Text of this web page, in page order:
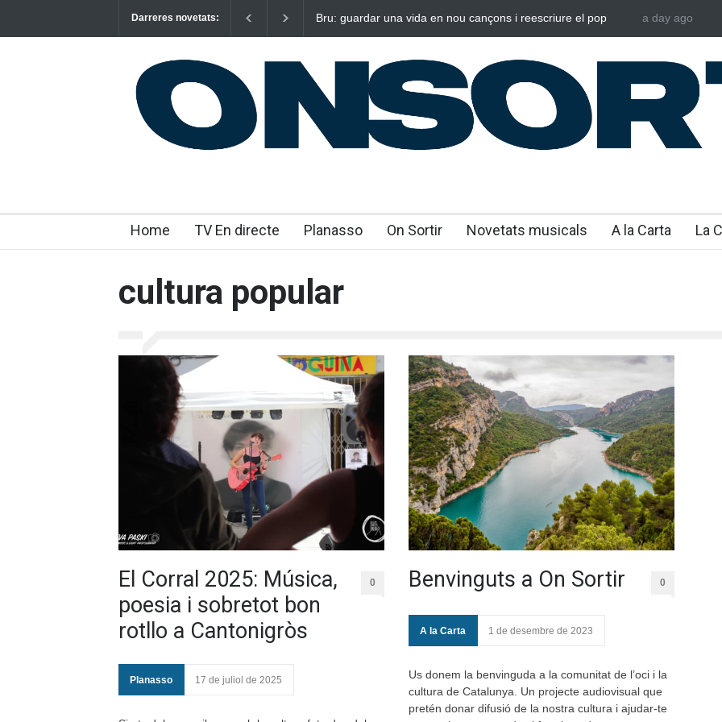
Darreres novetats:
Bru: guardar una vida en nou cançons i reescriure el pop
Laura West
a day ago
Home TV En directe Planasso On Sortir Novetats musicals A la Carta La
cultura popular
El Corral 2025: Música,
poesia i sobretot bon
rotllo a Cantonigròs
0
Planasso 17 de juliol de 2025
Benvinguts a On Sortir 0
A la Carta 1 de desembre de 2023
Us donem la benvinguda a la comunitat de l’oci i la
cultura de Catalunya. Un projecte audiovisual que
pretén donar difusió de la nostra cultura i ajudar-te